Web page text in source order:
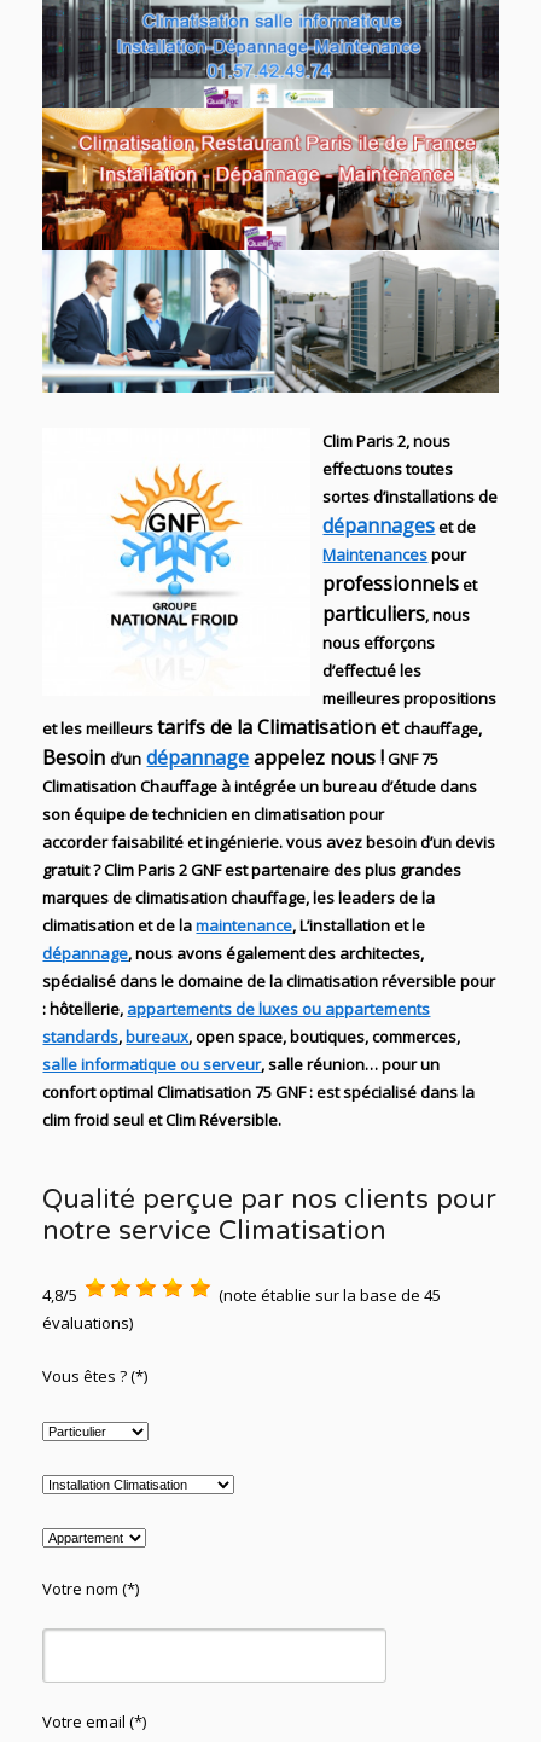
Clim Paris 2, nous
effectuons toutes
sortes d’installationsde
dépannageset de
Maintenancespour
professionnelset
particuliers, nous
nous efforçons
d’effectué les
meilleures propositions
et les meilleurstarifs de la Climatisation etchauffage,
Besoind’un dépannageappelez nous !GNF 75
Climatisation Chauffage à intégrée un bureau d’étude dans
son équipe de technicien enclimatisationpour
accorder faisabilité et ingénierie. vous avez besoin d’un devis
gratuit ?Clim Paris 2 GNFest partenaire des plus grandes
marques declimatisation chauffage, les leadersde la
climatisation et de lamaintenance, L’installationet le
dépannage, nous avons également des architectes,
spécialisé dans le domaine de laclimatisation réversiblepour
: hôtellerie, appartements de luxes ou appartements
standards, bureaux, open space, boutiques, commerces,
salle informatique ou serveur, salle réunion… pour un
confort optimalClimatisation75GNF:estspécialisédans la
climfroid seul et Clim Réversible.
Qualité perçue par nos clients pour
notre service Climatisation
4,8/5
(note établie sur la base de 45
évaluations)
Vous êtes ? (*)
Votre nom (*)
Votre email (*)